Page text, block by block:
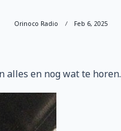
Orinoco Radio Feb 6, 2025
alles en nog wat te horen.